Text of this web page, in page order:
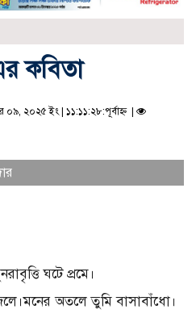
কবিতা
২০২৫ ইং | ১১:১১:২৮:পূর্বাহ্ন |
ঘটে প্রমে।
অতলে তুমি বাসাবাঁধো।